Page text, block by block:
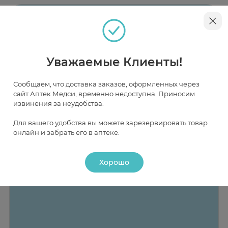
Рекомендации по применению
Принимать в качестве добавки к пище по 1 капсуле
три раза в день, запивая водой. Продолжительность
приёма – 4 недели. При необходимости приём можно
Уважаемые Клиенты!
Сообщаем, что доставка заказов, оформленных через
сайт Аптек Медси, временно недоступна. Приносим
извинения за неудобства.
Для вашего удобства вы можете зарезервировать товар
онлайн и забрать его в аптеке.
Хорошо